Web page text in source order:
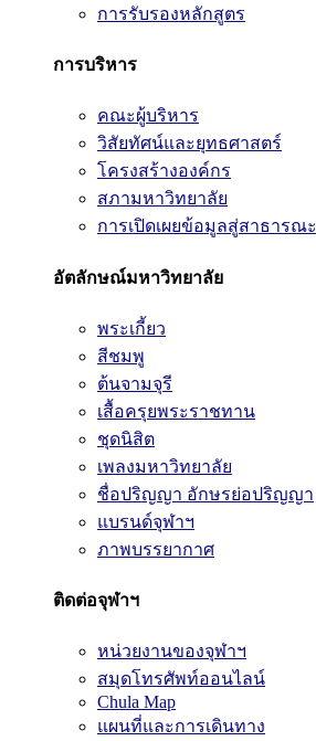
การรับรองหลักสูตร
การบริหาร
คณะผู้บริหาร
วิสัยทัศน์และยุทธศาสตร์
โครงสร้างองค์กร
สภามหาวิทยาลัย
การเปิดเผยข้อมูลสู่สาธารณะ
อัตลักษณ์มหาวิทยาลัย
พระเกี้ยว
สีชมพู
ต้นจามจุรี
เสื้อครุยพระราชทาน
ชุดนิสิต
เพลงมหาวิทยาลัย
ชื่อปริญญา อักษรย่อปริญญา
แบรนด์จุฬาฯ
ภาพบรรยากาศ
ติดต่อจุฬาฯ
หน่วยงานของจุฬาฯ
สมุดโทรศัพท์ออนไลน์
Chula Map
แผนที่และการเดินทาง